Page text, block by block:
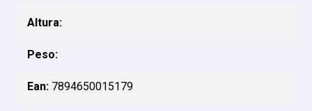
Altura:
Peso:
Ean: 7894650015179